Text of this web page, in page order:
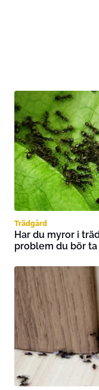
Trädgård
Har du myror i
problem du bör